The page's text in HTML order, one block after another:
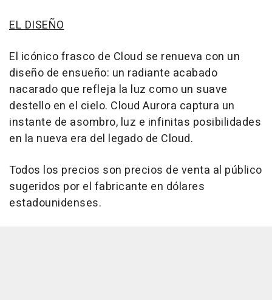
EL DISEÑO
El icónico frasco de Cloud se renueva con un
diseño de ensueño: un radiante acabado
nacarado que refleja la luz como un suave
destello en el cielo. Cloud Aurora captura un
instante de asombro, luz e infinitas posibilidades
en la nueva era del legado de Cloud.
Todos los precios son precios de venta al público
sugeridos por el fabricante en dólares
estadounidenses.